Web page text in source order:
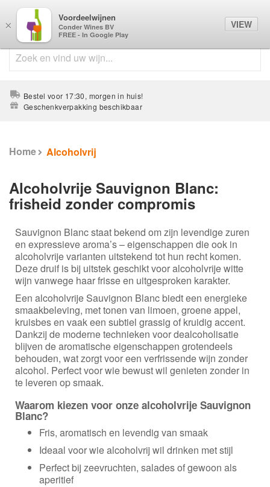
0
Bestel voor 17:30, morgen in huis!
Geschenkverpakking beschikbaar
Home Alcoholvrij
Alcoholvrije Sauvignon Blanc:
frisheid zonder compromis
Sauvignon Blanc staat bekend om zijn levendige zuren
en expressieve aroma’s – eigenschappen die ook in
alcoholvrije varianten uitstekend tot hun recht komen.
Deze druif is bij uitstek geschikt voor alcoholvrije witte
wijn vanwege haar frisse en uitgesproken karakter.
Een alcoholvrije Sauvignon Blanc biedt een energieke
smaakbeleving, met tonen van limoen, groene appel,
kruisbes en vaak een subtiel grassig of kruidig accent.
Dankzij de moderne technieken voor dealcoholisatie
blijven de aromatische eigenschappen grotendeels
behouden, wat zorgt voor een verfrissende wijn zonder
alcohol. Perfect voor wie bewust wil genieten zonder in
te leveren op smaak.
Waarom kiezen voor onze alcoholvrije Sauvignon
Blanc?
Fris, aromatisch en levendig van smaak
Ideaal voor wie alcoholvrij wil drinken met stijl
Perfect bij zeevruchten, salades of gewoon als
aperitief
×
Voordeelwijnen
Conder Wines BV
FREE - In Google Play
VIEW